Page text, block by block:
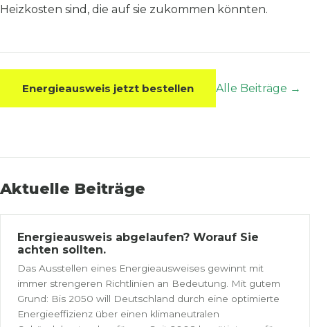
Heizkosten sind, die auf sie zukommen könnten.
Energieausweis jetzt bestellen Alle Beiträge →
Aktuelle Beiträge
Energieausweis abgelaufen? Worauf Sie
achten sollten.
Das Ausstellen eines Energieausweises gewinnt mit
immer strengeren Richtlinien an Bedeutung. Mit gutem
Grund: Bis 2050 will Deutschland durch eine optimierte
Energieeffizienz über einen klimaneutralen